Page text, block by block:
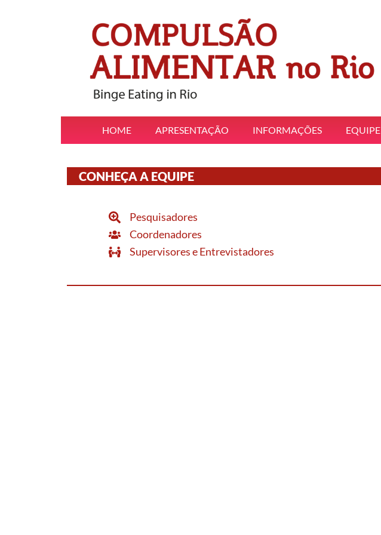
HOME APRESENTAÇÃO INFORMAÇÕES EQUIPE
CONHEÇA A EQUIPE
Pesquisadores
Coordenadores
Supervisores e Entrevistadores